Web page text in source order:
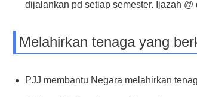
dijalankan pd setiap semester. Ijazah
Melahirkan tenaga yang
PJJ membantu Negara melahirkan